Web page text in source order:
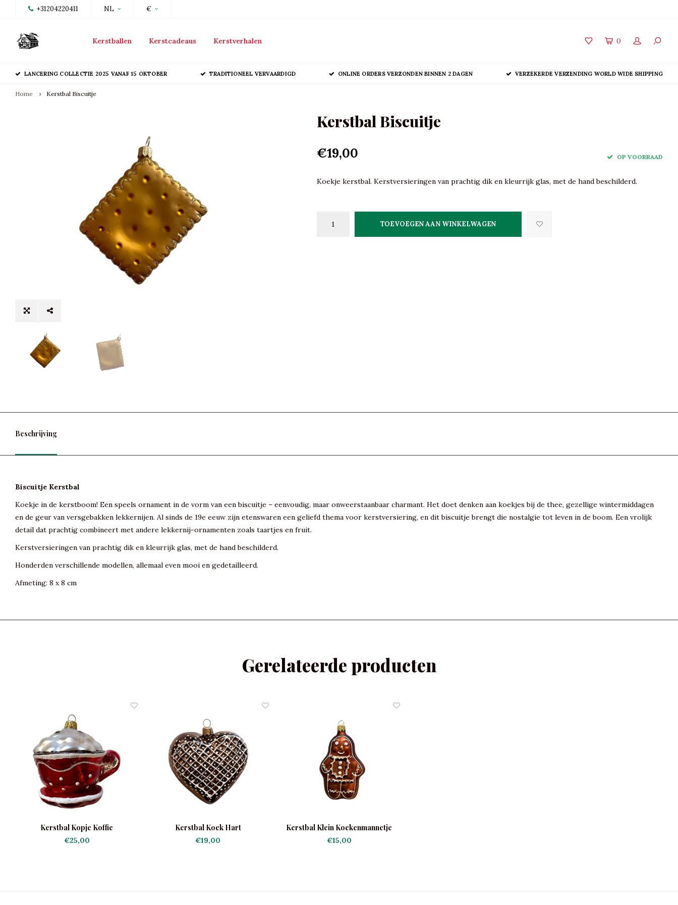
+31204220411 NL €
Kerstballen Kerstcadeaus Kerstverhalen 0
LANCERING COLLECTIE 2025 VANAF 15 OKTOBER TRADITIONEEL VERVAARDIGD ONLINE ORDERS VERZONDEN BINNEN 2 DAGEN VERZEKERDE VERZENDING WORLD WIDE SHIPPING
Home Kerstbal Biscuitje
Kerstbal Biscuitje
€19,00 OP VOORRAAD
Koekje kerstbal. Kerstversieringen van prachtig dik en kleurrijk glas, met de hand beschilderd.
TOEVOEGEN AAN WINKELWAGEN
Beschrijving
Biscuitje Kerstbal
Koekje in de kerstboom! Een speels ornament in de vorm van een biscuitje – eenvoudig, maar onweerstaanbaar charmant. Het doet denken aan koekjes bij de thee, gezellige wintermiddagen
en de geur van versgebakken lekkernijen. Al sinds de 19e eeuw zijn etenswaren een geliefd thema voor kerstversiering, en dit biscuitje brengt die nostalgie tot leven in de boom. Een vrolijk
detail dat prachtig combineert met andere lekkernij-ornamenten zoals taartjes en fruit.
Kerstversieringen van prachtig dik en kleurrijk glas, met de hand beschilderd.
Honderden verschillende modellen, allemaal even mooi en gedetailleerd.
Afmeting: 8 x 8 cm
Gerelateerde producten
Kerstbal Kopje Koffie
€25,00
Kerstbal Koek Hart
€19,00
Kerstbal Klein Koekenmannetje
€15,00